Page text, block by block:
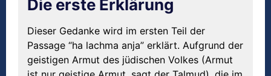
Die erste Erklärung
Dieser Gedanke wird im ersten Teil der
Passage “ha lachma anja” erklärt. Aufgrund der
geistigen Armut des jüdischen Volkes (Armut